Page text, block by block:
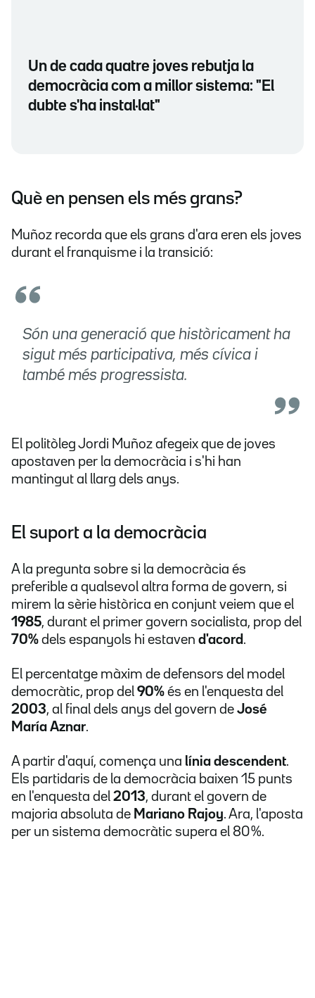
Un de cada quatre joves rebutja la
democràcia com a millor sistema: "El
dubte s'ha instal·lat"
Què en pensen els més grans?
Muñoz recorda que els grans d'ara eren els joves
durant el franquisme i la transició:
Són una generació que històricament ha
sigut més participativa, més cívica i
també més progressista.
El politòleg Jordi Muñoz afegeix que de joves
apostaven per la democràcia i s'hi han
mantingut al llarg dels anys.
El suport a la democràcia
A la pregunta sobre si la democràcia és
preferible a qualsevol altra forma de govern, si
mirem la sèrie històrica en conjunt veiem que el
1985, durant el primer govern socialista, prop del
70% dels espanyols hi estaven d'acord .
El percentatge màxim de defensors del model
democràtic, prop del 90% és en l'enquesta del
2003, al final dels anys del govern de José
María Aznar.
A partir d'aquí, comença una línia descendent.
Els partidaris de la democràcia baixen 15 punts
en l'enquesta del 2013, durant el govern de
majoria absoluta de Mariano Rajoy. Ara, l'aposta
per un sistema democràtic supera el 80 %.